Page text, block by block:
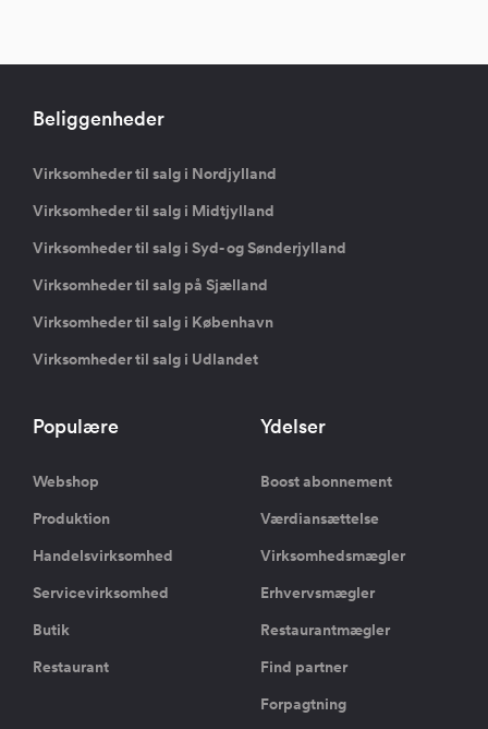
Beliggenheder
Virksomheder til salg i Nordjylland
Virksomheder til salg i Midtjylland
Virksomheder til salg i Syd- og Sønderjylland
Virksomheder til salg på Sjælland
Virksomheder til salg i København
Virksomheder til salg i Udlandet
Populære
Webshop
Produktion
Handelsvirksomhed
Servicevirksomhed
Butik
Restaurant
Ydelser
Boost abonnement
Værdiansættelse
Virksomhedsmægler
Erhvervsmægler
Restaurantmægler
Find partner
Forpagtning